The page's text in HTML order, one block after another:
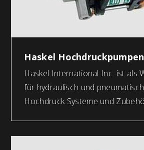
Haskel Hochdruckpumpen
Haskel International Inc. ist als
für hydraulisch und
Hochdruck Systeme und